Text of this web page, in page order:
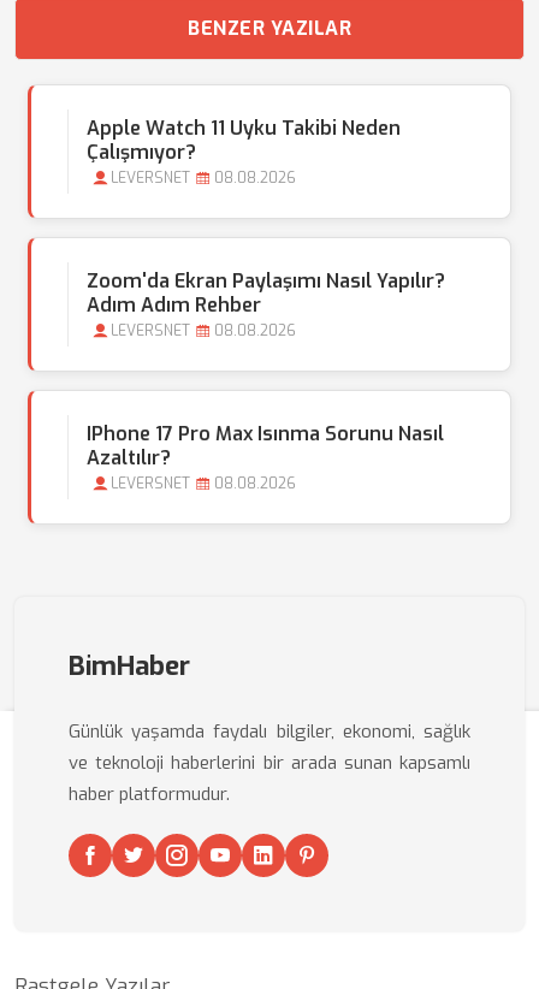
BENZER YAZILAR
Apple Watch 11 Uyku Takibi Neden
Çalışmıyor?
LEVERSNET 08.08.2026
Zoom'da Ekran Paylaşımı Nasıl Yapılır?
Adım Adım Rehber
LEVERSNET 08.08.2026
IPhone 17 Pro Max Isınma Sorunu Nasıl
Azaltılır?
LEVERSNET 08.08.2026
BimHaber
Günlük yaşamda faydalı bilgiler, ekonomi, sağlık
ve teknoloji haberlerini bir arada sunan kapsamlı
haber platformudur.